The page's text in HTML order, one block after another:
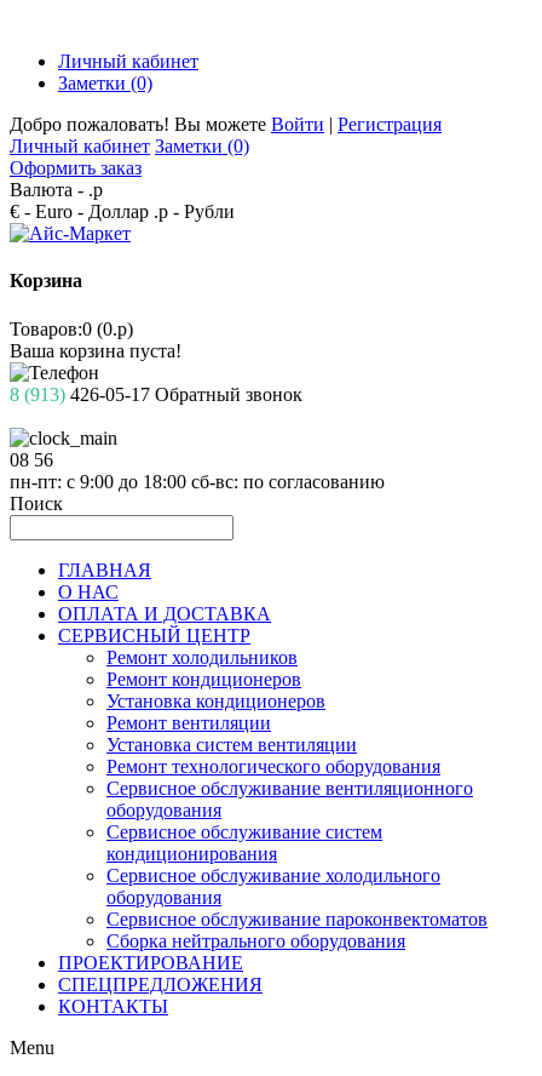
Личный кабинет
Заметки (0)
Добро пожаловать! Вы можете Войти | Регистрация
Личный кабинет Заметки (0)
Оформить заказ
Валюта - .р
€ - Euro - Доллар .р - Рубли
Корзина
Товаров:0 (0.р)
Ваша корзина пуста!
8 (913) 426-05-17 Обратный звонок
08 56
пн-пт: с 9:00 до 18:00 сб-вс: по согласованию
Поиск
ГЛАВНАЯ
О НАС
ОПЛАТА И ДОСТАВКА
СЕРВИСНЫЙ ЦЕНТР
Ремонт холодильников
Ремонт кондиционеров
Установка кондиционеров
Ремонт вентиляции
Установка систем вентиляции
Ремонт технологического оборудования
Cервисное обслуживание вентиляционного
оборудования
Cервисное обслуживание систем
кондиционирования
Cервисное обслуживание холодильного
оборудования
Сервисное обслуживание пароконвектоматов
Сборка нейтрального оборудования
ПРОЕКТИРОВАНИЕ
СПЕЦПРЕДЛОЖЕНИЯ
КОНТАКТЫ
Menu